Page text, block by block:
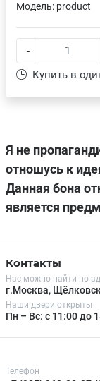
Я не
отношусь к
Данная бона
является
Модель: product
-
Купить в
Контакты
Нас можно найти по
г.Москва,
Наши двери открыты
Пн – Вс: с 11:00 до
Телефон